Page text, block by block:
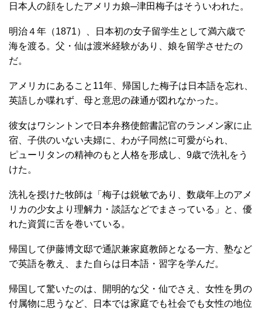
日本人の顔をしたアメリカ娘─津田梅子はそういわれた。
明治４年（1871）、日本初の女子留学生として満六歳で
海を渡る。父・仙は渡米経験があり、娘を留学させたの
だ。
アメリカにあること11年、帰国した梅子は日本語を忘れ、
英語しか喋れず、母と意思の疎通が図れなかった。
彼女はワシントンで日本弁務使館書記官のランメン家に止
宿、子供のいない夫婦に、わが子同然に可愛がられ、
ピューリタンの精神のもと人格を形成し、9歳で洗礼をう
けた。
洗礼を授けた牧師は「梅子は鋭敏であり、数歳年上のアメ
リカの少女より理解力・談話などでまさっている」と、優
れた資質に舌を巻いている。
帰国して伊藤博文邸で通訳兼家庭教師となる一方、塾など
で英語を教え、また自らは日本語・習字を学んだ。
帰国して驚いたのは、開明的な父・仙でさえ、女性を男の
付属物に思うなど、日本では家庭でも社会でも女性の地位